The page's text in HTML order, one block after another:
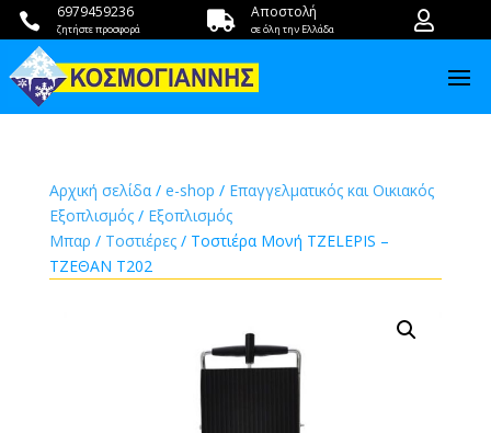
 6979459236
ζητήστε προσφορά  Αποστολή
σε όλη την Ελλάδα 
Αρχική σελίδα/ e-shop / Επαγγελματικός και Οικιακός
Εξοπλισμός/ Εξοπλισμός
Μπαρ / Τοστιέρες/ Τοστιέρα Μονή TZELEPIS –
ΤΖΕΘΑΝ Τ202